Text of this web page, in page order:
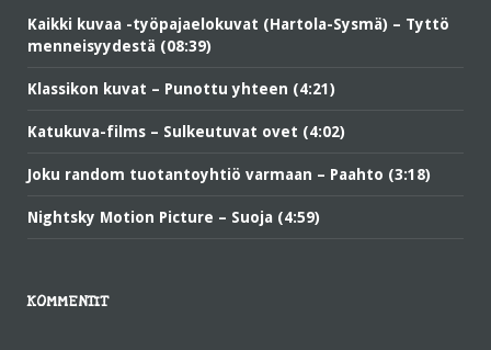
Kaikki kuvaa -työpajaelokuvat (Hartola-Sysmä) – Tyttö
menneisyydestä (08:39)
Klassikon kuvat – Punottu yhteen (4:21)
Katukuva-films – Sulkeutuvat ovet (4:02)
Joku random tuotantoyhtiö varmaan – Paahto (3:18)
Nightsky Motion Picture – Suoja (4:59)
KOMMENTIT